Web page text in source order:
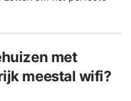
met
meestal wifi?